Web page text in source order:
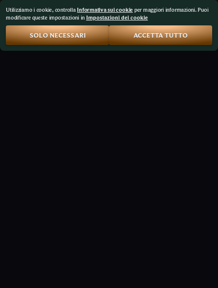
Utilizziamo i cookie, controllaInformativa sui cookie per maggiori informazioni. Puoi
modificare queste impostazioni in Impostazioni dei cookie
SOLO NECESSARI ACCETTA TUTTO